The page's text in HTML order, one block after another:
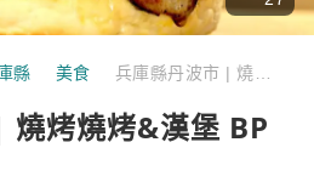
縣 美食
烤燒烤&漢堡 BP